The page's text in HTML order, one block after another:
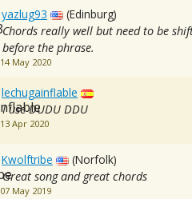
yazlug93
(Edinburg)
Chords really well but need to be
before the phrase.
14 May 2020
lechugainflable
I use DUDU DDU
13 Apr 2020
Kwolftribe
(Norfolk)
Great song and great chords
07 May 2019